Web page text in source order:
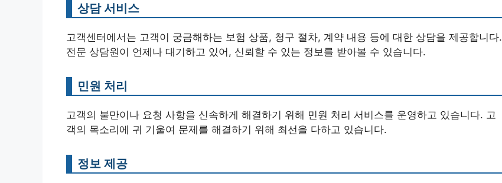
상담 서비스
고객센터에서는 고객이 궁금해하는 보험 상품, 청구 절차, 계약 내용 등에 대한 상담을 제공합니다.
전문 상담원이 언제나 대기하고 있어, 신뢰할 수 있는 정보를 받아볼 수 있습니다.
민원 처리
고객의 불만이나 요청 사항을 신속하게 해결하기 위해 민원 처리 서비스를 운영하고 있습니다. 고
객의 목소리에 귀 기울여 문제를 해결하기 위해 최선을 다하고 있습니다.
정보 제공